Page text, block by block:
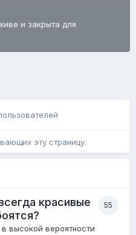
и закрыта для
эту страницу.
55
красивые
высокой вероятности